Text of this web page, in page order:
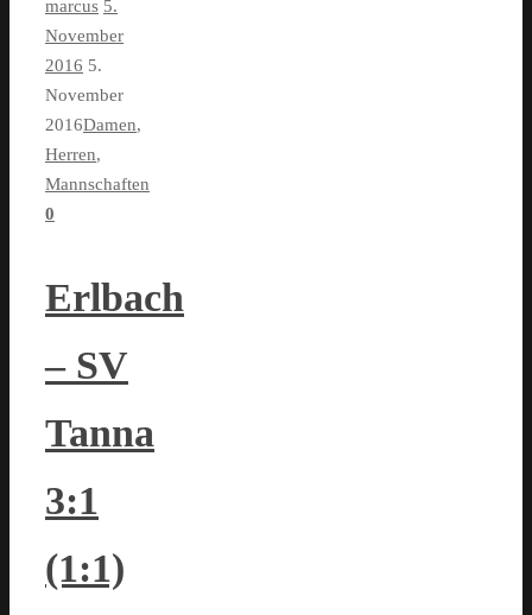
marcus 5.
November
2016 5.
November
2016Damen,
Herren,
Mannschaften
0
Erlbach
– SV
Tanna
3:1
(1:1)